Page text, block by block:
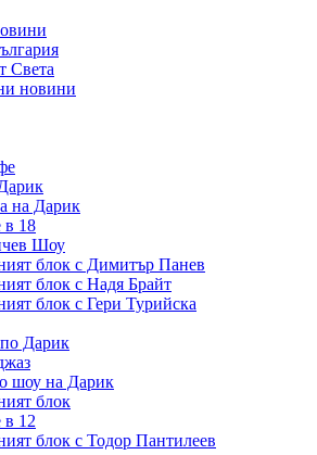
Света
новини
на Дарик
в 18
Шоу
блок с Димитър Панев
блок с Надя Брайт
блок с Гери Турийска
Дарик
шоу на Дарик
блок
12
блок с Тодор Пантилеев